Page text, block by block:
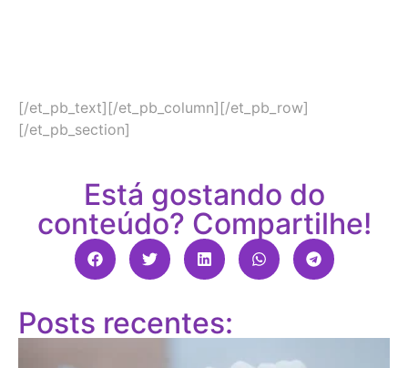
[/et_pb_text][/et_pb_column][/et_pb_row]
[/et_pb_section]
Está gostando do
conteúdo? Compartilhe!
Posts recentes: